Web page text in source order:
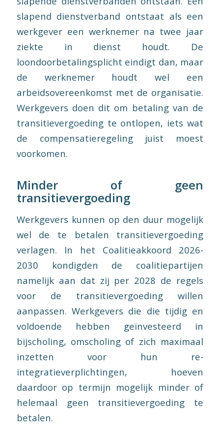
slapend dienstverband ontstaat als een
werkgever een werknemer na twee jaar
ziekte in dienst houdt. De
loondoorbetalingsplicht eindigt dan, maar
de werknemer houdt wel een
arbeidsovereenkomst met de organisatie.
Werkgevers doen dit om betaling van de
transitievergoeding te ontlopen, iets wat
de compensatieregeling juist moest
voorkomen.
Minder of geen
transitievergoeding
Werkgevers kunnen op den duur mogelijk
wel de te betalen transitievergoeding
verlagen. In het Coalitieakkoord 2026-
2030 kondigden de coalitiepartijen
namelijk aan dat zij per 2028 de regels
voor de transitievergoeding willen
aanpassen. Werkgevers die die tijdig en
voldoende hebben geïnvesteerd in
bijscholing, omscholing of zich maximaal
inzetten voor hun re-
integratieverplichtingen, hoeven
daardoor op termijn mogelijk minder of
helemaal geen transitievergoeding te
betalen.